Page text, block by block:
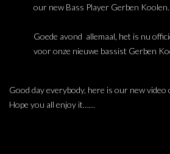
our new Bass Player Gerben
Goede avond allemaal, het is nu
voor onze nieuwe bassist Gerben
Good day everybody, here is our new video
Hope you all enjoy it……